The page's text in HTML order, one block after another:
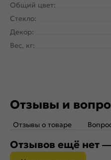
Общий цвет:
Стекло:
Декор:
Вес, кг:
Отзывы и
Отзывы о товаре
Отзывов ещё нет —